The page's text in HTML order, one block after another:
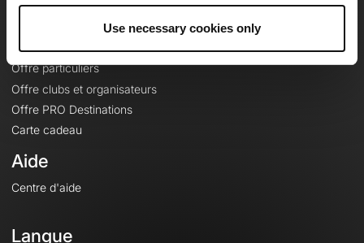
Use necessary cookies only
Fonds de cartes topographiques
Fonctionnalités
Offre particuliers
Offre clubs et organisateurs
Offre PRO Destinations
Carte cadeau
Aide
Centre d'aide
Langue